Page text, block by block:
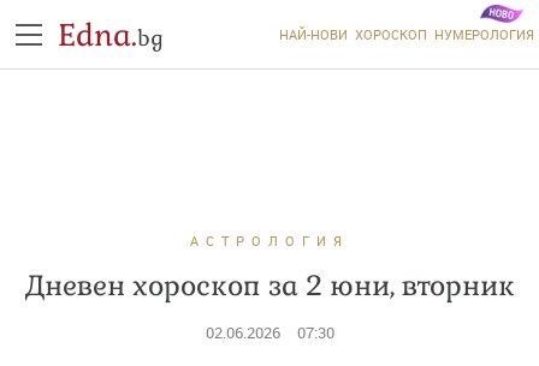
Edna.bg НАЙ-НОВИ ХОРОСКОП НУМЕРОЛОГИЯ
АСТРОЛОГИЯ
Дневен хороскоп за 2 юни, вторник
02.06.2026 07:30